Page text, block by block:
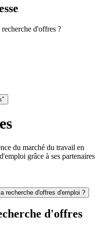
d'offres ?
du marché du travail en
grâce à ses partenaires
recherche d'offres d'emploi ?
d'offres